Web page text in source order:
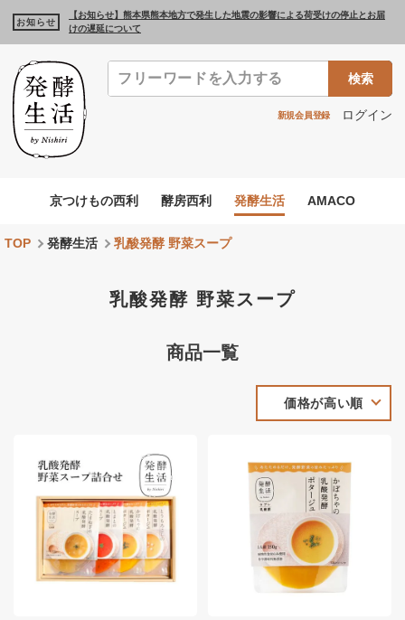
お知らせ
【お知らせ】熊本県熊本地方で発生した地震の影響による荷受けの停止とお届
けの遅延について
検索
新規会員登録 ログイン
京つけもの西利 酵房西利 発酵生活 AMACO
TOP 発酵生活 乳酸発酵 野菜スープ
乳酸発酵 野菜スープ
商品一覧
価格が高い順